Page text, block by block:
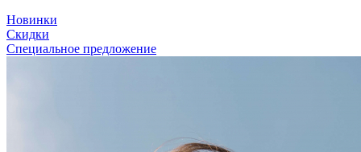
Новинки
Скидки
Специальное предложение